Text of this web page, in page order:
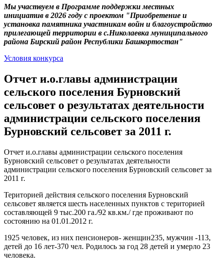
Мы участвуем в Программе поддержки местных
инициатив в 2026 году с проектом "Приобретение и
установка памятника участникам войн и благоустройство
прилегающей территории в с.Николаевка муниципального
района Бирский район Республики Башкортостан"
Условия конкурса
Отчет и.о.главы администрации
сельского поселения Бурновский
сельсовет о результатах деятельности
администрации сельского поселения
Бурновский сельсовет за 2011 г.
Отчет и.о.главы администрации сельского поселения
Бурновский сельсовет о результатах деятельности
администрации сельского поселения Бурновский сельсовет за
2011 г.
Територией действия сельского поселения Бурновский
сельсовет является шесть населенных пунктов с територией
составляющей 9 тыс.200 га./92 кв.км./ где проживают по
состоянию на 01.01.2012 г.
1925 человек, из них пенсионеров- женщин235, мужчин -113,
детей до 16 лет-370 чел. Родилось за год 28 детей и умерло 23
человека.